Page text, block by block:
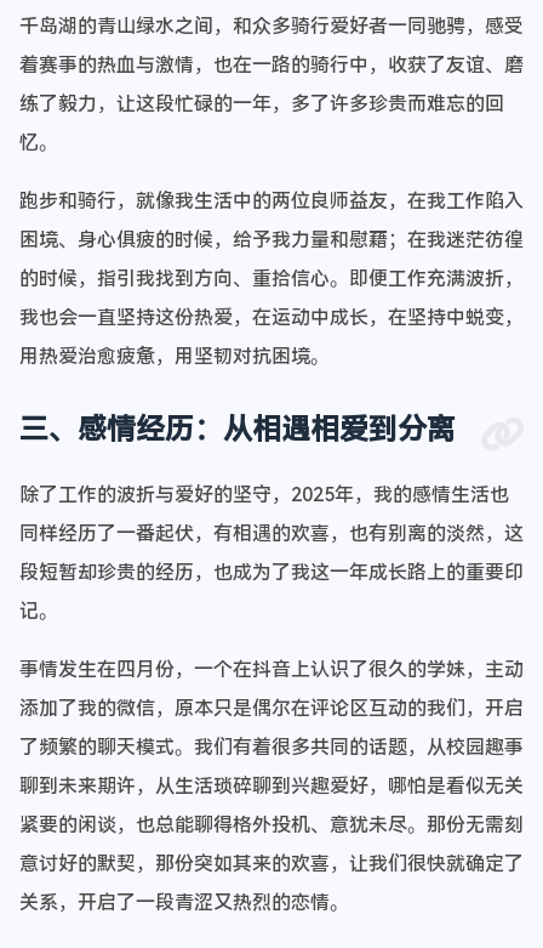
千岛湖的青山绿水之间，和众多骑行爱好者一同驰骋，感受
着赛事的热血与激情，也在一路的骑行中，收获了友谊、磨
练了毅力，让这段忙碌的一年，多了许多珍贵而难忘的回
忆。
跑步和骑行，就像我生活中的两位良师益友，在我工作陷入
困境、身心俱疲的时候，给予我力量和慰藉；在我迷茫彷徨
的时候，指引我找到方向、重拾信心。即便工作充满波折，
我也会一直坚持这份热爱，在运动中成长，在坚持中蜕变，
用热爱治愈疲惫，用坚韧对抗困境。
三、感情经历：从相遇相爱到分离
除了工作的波折与爱好的坚守，2025年，我的感情生活也
同样经历了一番起伏，有相遇的欢喜，也有别离的淡然，这
段短暂却珍贵的经历，也成为了我这一年成长路上的重要印
记。
事情发生在四月份，一个在抖音上认识了很久的学妹，主动
添加了我的微信，原本只是偶尔在评论区互动的我们，开启
了频繁的聊天模式。我们有着很多共同的话题，从校园趣事
聊到未来期许，从生活琐碎聊到兴趣爱好，哪怕是看似无关
紧要的闲谈，也总能聊得格外投机、意犹未尽。那份无需刻
意讨好的默契，那份突如其来的欢喜，让我们很快就确定了
关系，开启了一段青涩又热烈的恋情。